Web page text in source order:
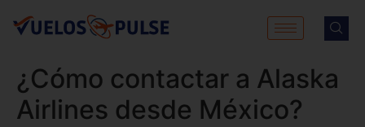
¿Cómo contactar a Alaska
Airlines desde México?